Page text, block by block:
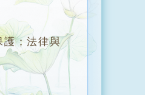
；法律與